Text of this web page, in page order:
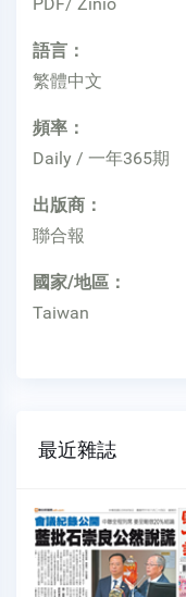
語言：
繁體中文
頻率：
Daily / 一年365期
出版商：
聯合報
國家/地區：
Taiwan
最近雜誌